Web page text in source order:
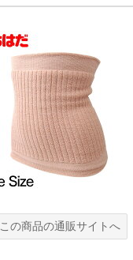
この商品の通販サイトへ